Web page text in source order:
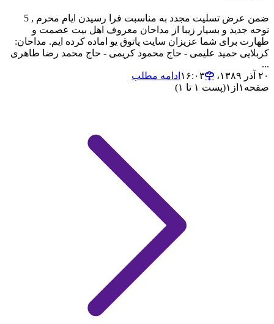
ضمن عرض تسلیت مجدد به مناسبت فرا رسیدن ایام محرم , 5
نوحه جدید و بسیار زیبا از مداحان معروف اهل بیت عصمت و
طهارت برای شما عزیزان سایت پاتوق یو اماده کرده ایم. مداحان:
کربلایی حمید علیمی - حاج محمود کریمی - حاج محمد رضا طاهری
...
۲۰ آذر ۱۳۸۹،‏ ۱۶:۰۳
ادامه مطلب
صفحه ۱ از ۱(پست ۱ تا ۱)